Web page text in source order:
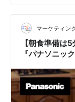
めと感じる、と
の軽さだけを見
まで考えて選ぶ
と MC-SB34J
マーケティン
【朝食準備は
『パナソニッ